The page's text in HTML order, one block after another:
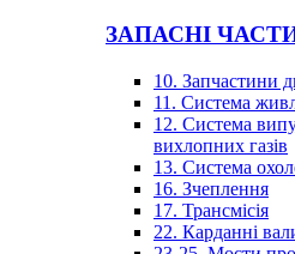
ЗАПАСНІ
10. Запчастини
11. Система
12. Система
вихлопних газів
13. Система
16. Зчеплення
17. Трансмісія
22. Карданні